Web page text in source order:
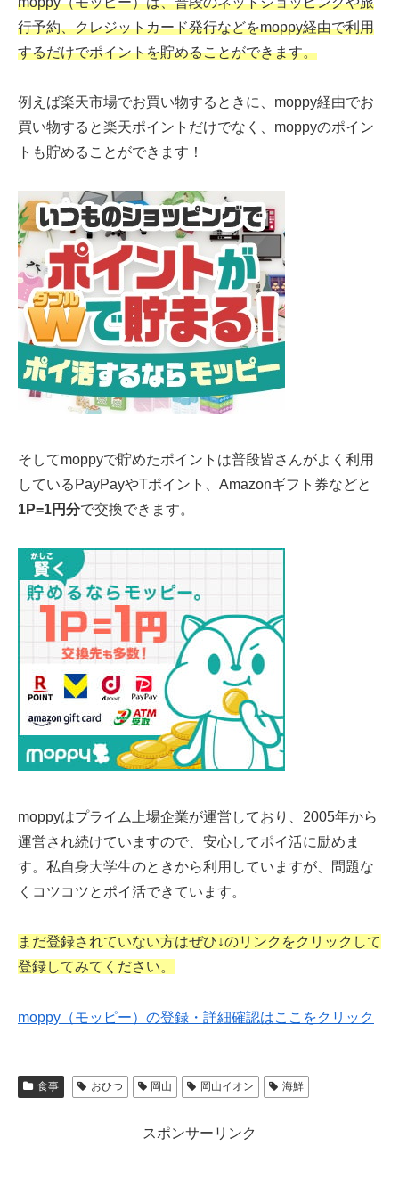
行予約、クレジットカード発行などをmoppy経由で利用
するだけでポイントを貯めることができます。
例えば楽天市場でお買い物するときに、moppy経由でお
買い物すると楽天ポイントだけでなく、moppyのポイン
トも貯めることができます！
そしてmoppyで貯めたポイントは普段皆さんがよく利用
しているPayPayやTポイント、Amazonギフト券などと
1P=1円分で交換できます。
moppyはプライム上場企業が運営しており、2005年から
運営され続けていますので、安心してポイ活に励めま
す。私自身大学生のときから利用していますが、問題な
くコツコツとポイ活できています。
まだ登録されていない方はぜひ↓のリンクをクリックして
登録してみてください。
moppy（モッピー）の登録・詳細確認はここをクリック
食事 おひつ 岡山 岡山イオン 海鮮
スポンサーリンク